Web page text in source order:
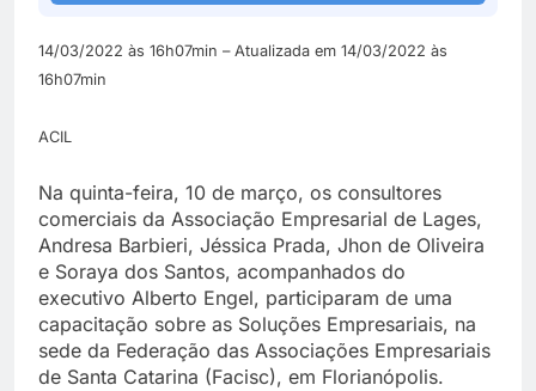
14/03/2022 às 16h07min – Atualizada em 14/03/2022 às
16h07min
ACIL
Na quinta-feira, 10 de março, os consultores
comerciais da Associação Empresarial de Lages,
Andresa Barbieri, Jéssica Prada, Jhon de Oliveira
e Soraya dos Santos, acompanhados do
executivo Alberto Engel, participaram de uma
capacitação sobre as Soluções Empresariais, na
sede da Federação das Associações Empresariais
de Santa Catarina (Facisc), em Florianópolis.